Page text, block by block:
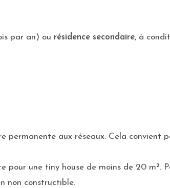
par an) ou résidence secondaire, à
permanente aux réseaux. Cela convient
pour une tiny house de moins de 20 m².
non constructible.